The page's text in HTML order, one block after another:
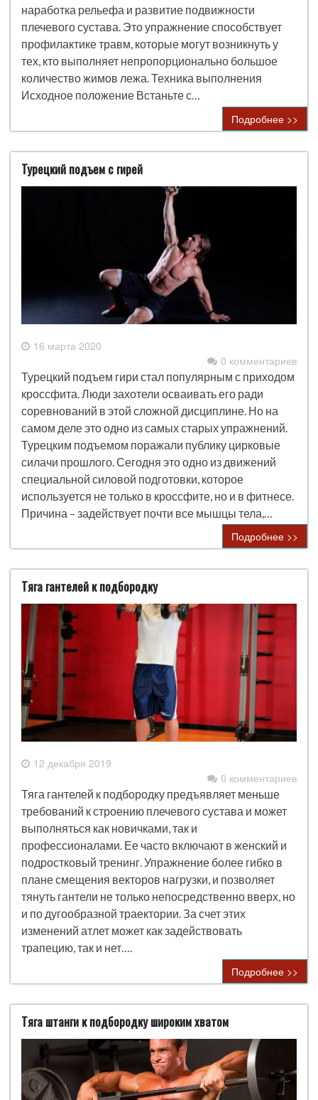
наработка рельефа и развитие подвижности
плечевого сустава. Это упражнение способствует
профилактике травм, которые могут возникнуть у
тех, кто выполняет непропорционально большое
количество жимов лежа. Техника выполнения
Исходное положение Встаньте с…
Подробнее >>
Турецкий подъем с гирей
16 марта 2020
0 комментариев
Турецкий подъем гири стал популярным с приходом
кроссфита. Люди захотели осваивать его ради
соревнований в этой сложной дисциплине. Но на
самом деле это одно из самых старых упражнений.
Турецким подъемом поражали публику цирковые
силачи прошлого. Сегодня это одно из движений
специальной силовой подготовки, которое
используется не только в кроссфите, но и в фитнесе.
Причина – задействует почти все мышцы тела,…
Подробнее >>
Тяга гантелей к подбородку
12 декабря 2019
0 комментариев
Тяга гантелей к подбородку предъявляет меньше
требований к строению плечевого сустава и может
выполняться как новичками, так и
профессионалами. Ее часто включают в женский и
подростковый тренинг. Упражнение более гибко в
плане смещения векторов нагрузки, и позволяет
тянуть гантели не только непосредственно вверх, но
и по дугообразной траектории. За счет этих
изменений атлет может как задействовать
трапецию, так и нет….
Подробнее >>
Тяга штанги к подбородку широким хватом